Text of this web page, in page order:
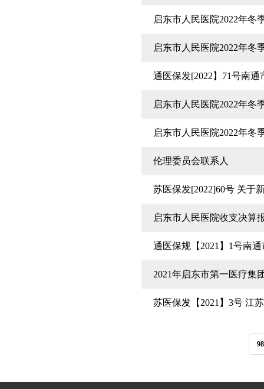
启东市人民医院2022年冬
启东市人民医院2022年冬
通医保发[2022】71号南
启东市人民医院2022年冬
启东市人民医院2022年冬
伦理委员会联系人
苏医保发[2022]60号 关于
启东市人民医院收支决算
通医保规【2021】1号南
2021年启东市第一医疗集
苏医保发【2021】3号 江
98